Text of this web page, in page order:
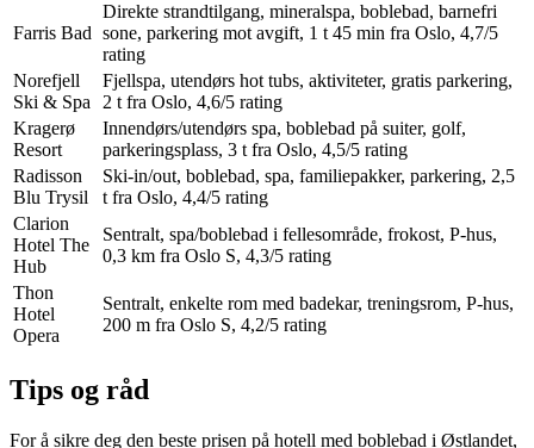
Farris Bad
Direkte strandtilgang, mineralspa, boblebad, barnefri
sone, parkering mot avgift, 1 t 45 min fra Oslo, 4,7/5
rating
Norefjell
Ski & Spa
Fjellspa, utendørs hot tubs, aktiviteter, gratis parkering,
2 t fra Oslo, 4,6/5 rating
Kragerø
Resort
Innendørs/utendørs spa, boblebad på suiter, golf,
parkeringsplass, 3 t fra Oslo, 4,5/5 rating
Radisson
Blu Trysil
Ski-in/out, boblebad, spa, familiepakker, parkering, 2,5
t fra Oslo, 4,4/5 rating
Clarion
Hotel The
Hub
Sentralt, spa/boblebad i fellesområde, frokost, P-hus,
0,3 km fra Oslo S, 4,3/5 rating
Thon
Hotel
Opera
Sentralt, enkelte rom med badekar, treningsrom, P-hus,
200 m fra Oslo S, 4,2/5 rating
Tips og råd
For å sikre deg den beste prisen på hotell med boblebad i Østlandet,